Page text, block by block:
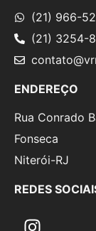
(21) 966-
(21) 3254-
ENDEREÇO
Rua Conrado
Fonseca
Niterói-RJ
REDES